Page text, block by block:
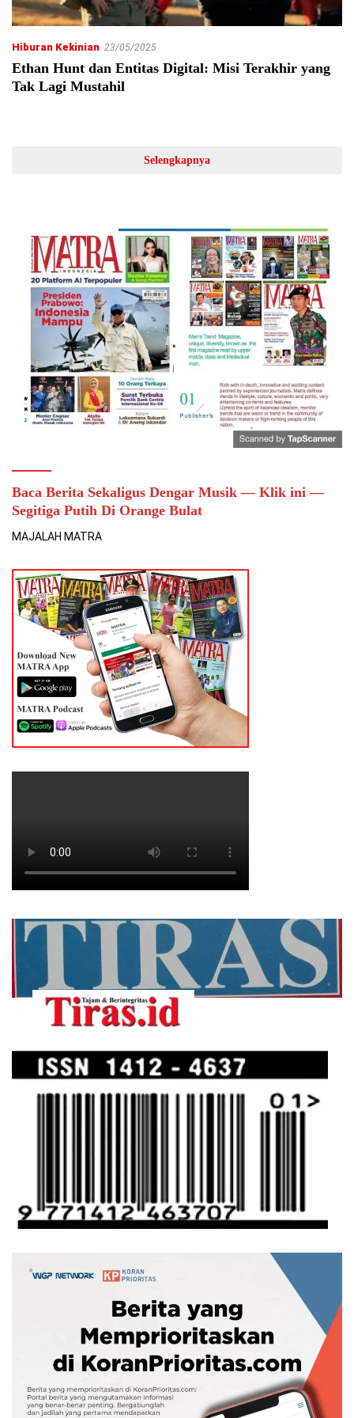
Hiburan Kekinian 23/05/2025
Ethan Hunt dan Entitas Digital: Misi Terakhir yang
Tak Lagi Mustahil
Selengkapnya
Baca Berita Sekaligus Dengar Musik — Klik ini —
Segitiga Putih Di Orange Bulat
MAJALAH MATRA